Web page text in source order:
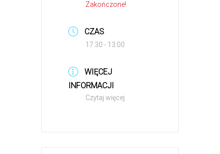
Zakończone!
CZAS
17:30 - 13:00
WIĘCEJ
INFORMACJI
Czytaj więcej